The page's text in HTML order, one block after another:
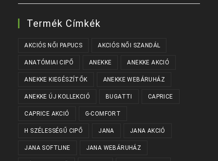
Termék Címkék
AKCIÓS NŐI PAPUCS AKCIÓS NŐI SZANDÁL
ANATÓMIAI CIPŐ ANEKKE ANEKKE AKCIÓ
ANEKKE KIEGÉSZÍTŐK ANEKKE WEBÁRUHÁZ
ANEKKE ÚJ KOLLEKCIÓ BUGATTI CAPRICE
CAPRICE AKCIÓ G-COMFORT
H SZÉLESSÉGŰ CIPŐ JANA JANA AKCIÓ
JANA SOFTLINE JANA WEBÁRUHÁZ